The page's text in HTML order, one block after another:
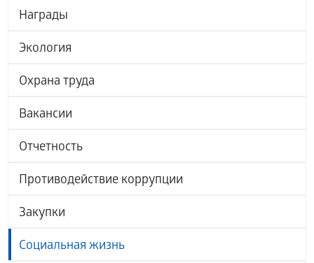
Награды
Экология
Охрана труда
Вакансии
Отчетность
Противодействие коррупции
Закупки
Социальная жизнь